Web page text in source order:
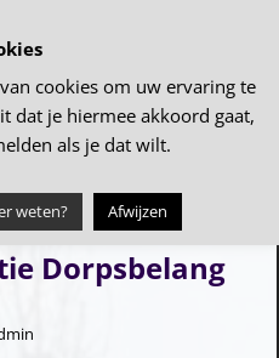
Online Kerst kerkdienst
Dorpsbelang
cookies om uw ervaring te
dat je hiermee akkoord gaat,
als je dat wilt.
weten? Afwijzen